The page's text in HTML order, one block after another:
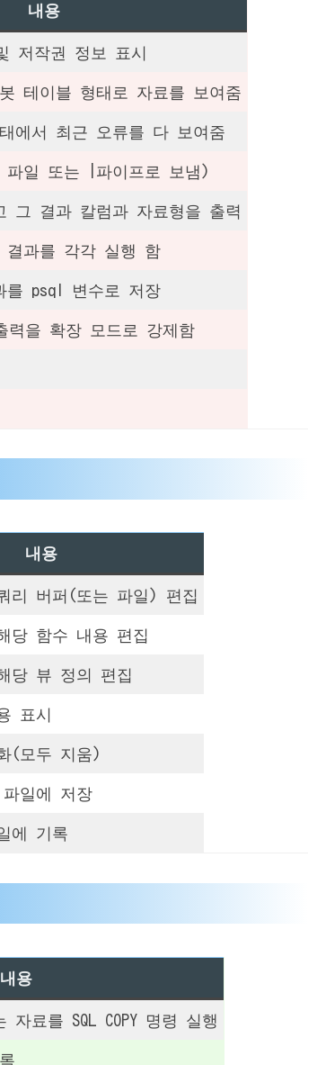
내용
저작권 정보 표시
테이블 형태로 자료를 보여줌
에서 최근 오류를 다 보여줌
파일 또는 |파이프로 보냄)
그 결과 칼럼과 자료형을 출력
과를 각각 실행 함
를 psql 변수로 저장
을 확장 모드로 강제함
내용
리 버퍼(또는 파일) 편집
당 함수 내용 편집
당 뷰 정의 편집
표시
(모두 지움)
일에 저장
에 기록
내용
료를 SQL COPY 명령 실행